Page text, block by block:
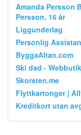
Amanda Persson
Persson, 16 år
Liggunderlag
Personlig
ByggaAltan.com
Ski dad -
Skorsten.me
Flyttkartonger |
Kreditkort utan